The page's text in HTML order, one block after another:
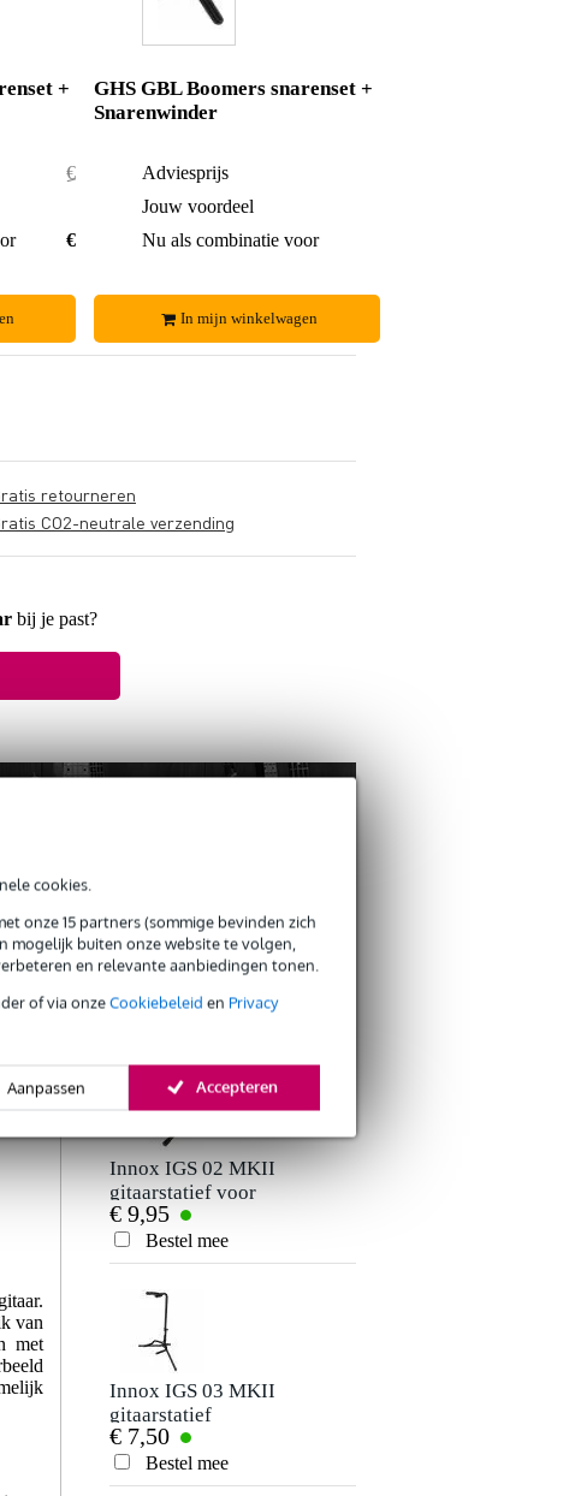
cookies.
onze 15 partners (sommige bevinden zich
mogelijk buiten onze website te volgen,
en relevante aanbiedingen tonen.
of via onzeCookiebeleid en Privacy
Aanpassen Accepteren
+
€ 16,80
€ 16,30
GHS GBL Boomers snarenset +
Snarenwinder
Adviesprijs
Jouw voordeel
Nu als combinatie voor
In mijn winkelwagen
retourneren
CO2-neutrale verzending
bij je past?
van
met
OOK
Innox IGS 02 MKII
gitaarstatief voor
akoestische gitaar
€ 9,95
Bestel mee
Innox IGS 03 MKII
gitaarstatief
€ 7,50
Bestel mee